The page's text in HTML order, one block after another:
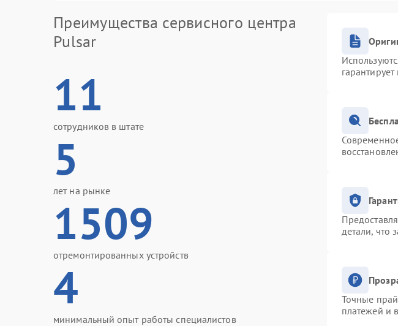
Преимущества сервисного центра
Pulsar
11
сотрудников в штате
5
лет на рынке
1509
отремонтированных устройств
4
минимальный опыт работы специалистов
детали, что
Точные
платежей и